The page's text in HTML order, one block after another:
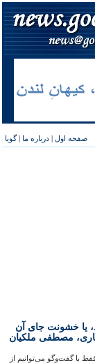
صفحه اول | درباره ما |گویا
یا خشونت جای آن
مصطفی ملکیان
با گفت‌وگو می‌توانیم از